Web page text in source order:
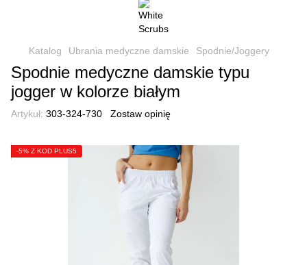
Katalog Ubrania medyczne damskie Spodnie/Joggery
Spodnie medyczne damskie typu
jogger w kolorze białym
Artykuł: 303-324-730 Zostaw opinię
-5% Z KOD PLUS5